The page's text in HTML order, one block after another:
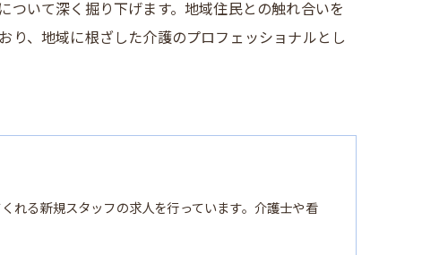
いて深く掘り下げます。地域住民との触れ合いを
り、地域に根ざした介護のプロフェッショナルとし
れる新規スタッフの求人を行っています。介護士や看